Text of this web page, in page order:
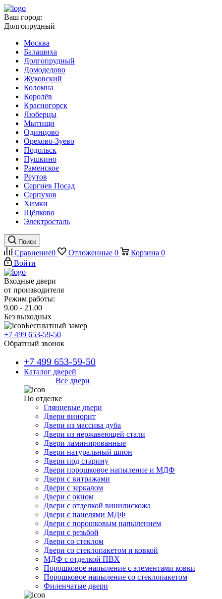
Ваш город:
Долгопрудный
Москва
Балашиха
Долгопрудный
Домодедово
Жуковский
Коломна
Королёв
Красногорск
Люберцы
Мытищи
Одинцово
Орехово-Зуево
Подольск
Пушкино
Раменское
Реутов
Сергиев Посад
Серпухов
Химки
Щёлково
Электросталь
Поиск
Сравнение0 Отложенные 0 Корзина 0
Войти
Входные двери
от производителя
Режим работы:
9.00 - 21.00
Без выходных
Бесплатный замер
+7 499 653-59-50
Обратный звонок
+7 499 653-59-50
Каталог дверей
Все двери
По отделке
Глянцевые двери
Двери винорит
Двери из массива дуба
Двери из нержавеющей стали
Двери ламинированные
Двери натуральный шпон
Двери под старину
Двери порошковое напыление и МДФ
Двери с витражами
Двери с зеркалом
Двери с окном
Двери с отделкой винилискожа
Двери с панелями МДФ
Двери с порошковым напылением
Двери с резьбой
Двери со стеклом
Двери со стеклопакетом и ковкой
МДФ с отделкой ПВХ
Порошковое напыление с элементами ковки
Порошковое напыление со стеклопакетом
Филенчатые двери